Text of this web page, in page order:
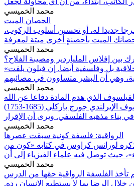
محمد الخميسي
الحصان الميت
جديدا له، أو تحسين أسلوب الركوب،
محمد الخميسي
بين إفلاس الملياردير ومصيبة الفلاح؟
«كن رؤوفًا، فكل شخص تقابله يخوض معركة عظيمة» عبارة قصيرة أطلقها فيلون الإسكندري، ولكنها تختزل بين ثناياها موسوعات علمية، فلها أبعاد نفسية واجتماعية وأخلاقية بل وفلسفية أيضا. إن فيلون يلفت
محمد الخميسي
الذي هدم المادة دفاعا عن الله
في عبارته الشهيرة: «إن الناس يعتقدون عادةً أن الله يُدرك أو يعرف جميع الأشياء؛ لأنهم يؤمنون بوجود الله، أمّا أنا فأستنتج وجود الله مباشرةً وبالضرورة»، يضع الفيلسوف الإيرلندي جورج باركلي (1685-1753)
محمد الخميسي
الرواقية: فلسفة كونية سبقت عصرها
ذكره لورانس كراوس في كتابه «كون من
محمد الخميسي
تأخذ الفلسفة الرواقية حقها من الدرس
الرضا بما لا يستطيع الإنسان رده.